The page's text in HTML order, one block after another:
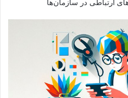
ارتباطی در سازمان‌ها